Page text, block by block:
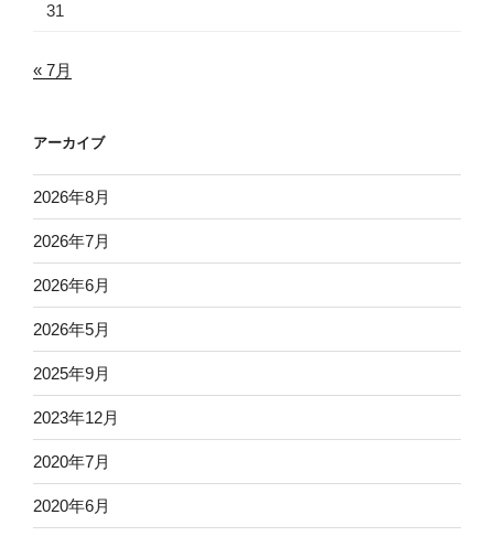
31
« 7月
アーカイブ
2026年8月
2026年7月
2026年6月
2026年5月
2025年9月
2023年12月
2020年7月
2020年6月